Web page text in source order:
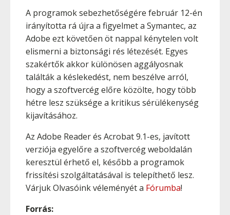
A programok sebezhetőségére február 12-én
irányította rá újra a figyelmet a Symantec, az
Adobe ezt követően öt nappal kénytelen volt
elismerni a biztonsági rés létezését. Egyes
szakértők akkor különösen aggályosnak
találták a késlekedést, nem beszélve arról,
hogy a szoftvercég előre közölte, hogy több
hétre lesz szüksége a kritikus sérülékenység
kijavításához.
Az Adobe Reader és Acrobat 9.1-es, javított
verziója egyelőre a szoftvercég weboldalán
keresztül érhető el, később a programok
frissítési szolgáltatásával is telepíthető lesz.
Várjuk Olvasóink véleményét a Fórumba!
Forrás: